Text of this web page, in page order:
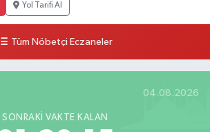
Yol Tarifi Al
Tüm Nöbetçi Eczaneler
04.08.2026
SONRAKI VAKTE KALAN